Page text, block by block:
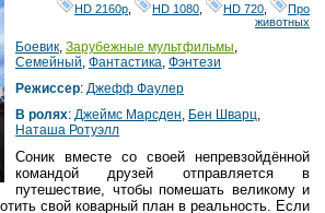
HD 2160р HD 1080 HD 720
Про
животных
Боевик Зарубежные мультфильмы
Семейный Фантастика Фэнтези
Режиссер: Джефф Фаулер
В ролях: Джеймс Марсден Бен Шварц
Наташа Ротуэлл
Соник вместе со своей непревзойдённой
командой друзей отправляется в
путешествие, чтобы помешать великому и
свой коварный план в реальность. Если